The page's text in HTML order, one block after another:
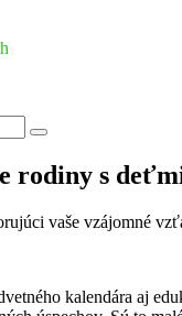
rodiny s
vaše vzájomné
kalendára aj